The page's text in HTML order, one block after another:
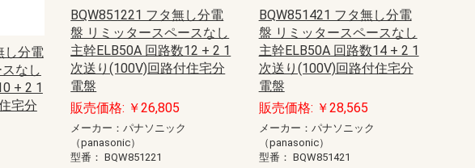
し分電
なし
+ 2 1
宅分
BQW851221 フタ無し分電
盤 リミッタースペースなし
主幹ELB50A 回路数12 + 2 1
次送り(100V)回路付住宅分
電盤
販売価格: ￥26,805
メーカー：パナソニック
（panasonic）
型番：BQW851221
BQW851421 フタ無し分電
盤 リミッタースペースなし
主幹ELB50A 回路数14 + 2 1
次送り(100V)回路付住宅分
電盤
販売価格: ￥28,565
メーカー：パナソニック
（panasonic）
型番： BQW851421